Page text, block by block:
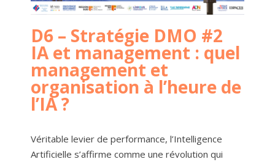
D6 – Stratégie DMO #2
IA et management : quel
management et
organisation à l’heure de
l’IA ?
Véritable levier de performance, l’Intelligence
Artificielle s’affirme comme une révolution qui